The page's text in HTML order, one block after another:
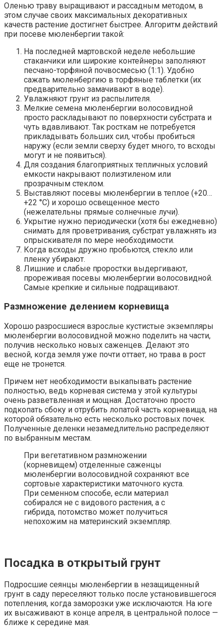
Оленью траву выращивают и рассадным методом, в
этом случае своих максимальных декоративных
качеств растение достигнет быстрее. Алгоритм действий
при посеве мюленбергии такой:
На последней мартовской неделе небольшие
стаканчики или широкие контейнеры заполняют
песчано-торфяной почвосмесью (1:1). Удобно
сажать мюленбергию в торфяные таблетки (их
предварительно замачивают в воде).
Увлажняют грунт из распылителя.
Мелкие семена мюленбергии волосовидной
просто раскладывают по поверхности субстрата и
чуть вдавливают. Так росткам не потребуется
прикладывать больших сил, чтобы пробиться
наружу (если земли сверху будет много, то всходы
могут и не появиться).
Для создания благоприятных тепличных условий
емкости накрывают полиэтиленом или
прозрачным стеклом.
Выставляют посевы мюленбергии в теплое (+20…
+22 °C) и хорошо освещенное место
(нежелательны прямые солнечные лучи).
Укрытие нужно периодически (хотя бы ежедневно)
снимать для проветривания, субстрат увлажнять из
опрыскивателя по мере необходимости.
Когда всходы дружно пробьются, стекло или
пленку убирают.
Лишние и слабые проростки выдергивают,
прореживая посевы мюленбергии волосовидной.
Самые крепкие и сильные подращивают.
Размножение делением корневища
Хорошо разросшиеся взрослые кустистые экземпляры
мюленбергии волосовидной можно поделить на части,
получив несколько новых саженцев. Делают это
весной, когда земля уже почти оттает, но трава в рост
еще не тронется.
Причем нет необходимости выкапывать растение
полностью, ведь корневая система у этой культуры
очень разветвленная и мощная. Достаточно просто
подкопать сбоку и отрубить лопатой часть корневища, на
которой обязательно есть несколько ростовых почек.
Полученные деленки незамедлительно распределяют
по выбранным местам.
При вегетативном размножении
(корневищем) отделенные саженцы
мюленбергии волосовидной сохраняют все
сортовые характеристики маточного куста.
При семенном способе, если материал
собирался не с видового растения, а с
гибрида, потомство может получиться
непохожим на материнский экземпляр.
Посадка в открытый грунт
Подросшие сеянцы мюленбергии в незащищенный
грунт в саду переселяют только после установившегося
потепления, когда заморозки уже исключаются. На юге
их высаживают в конце апреля, в центральной полосе —
ближе к середине мая.